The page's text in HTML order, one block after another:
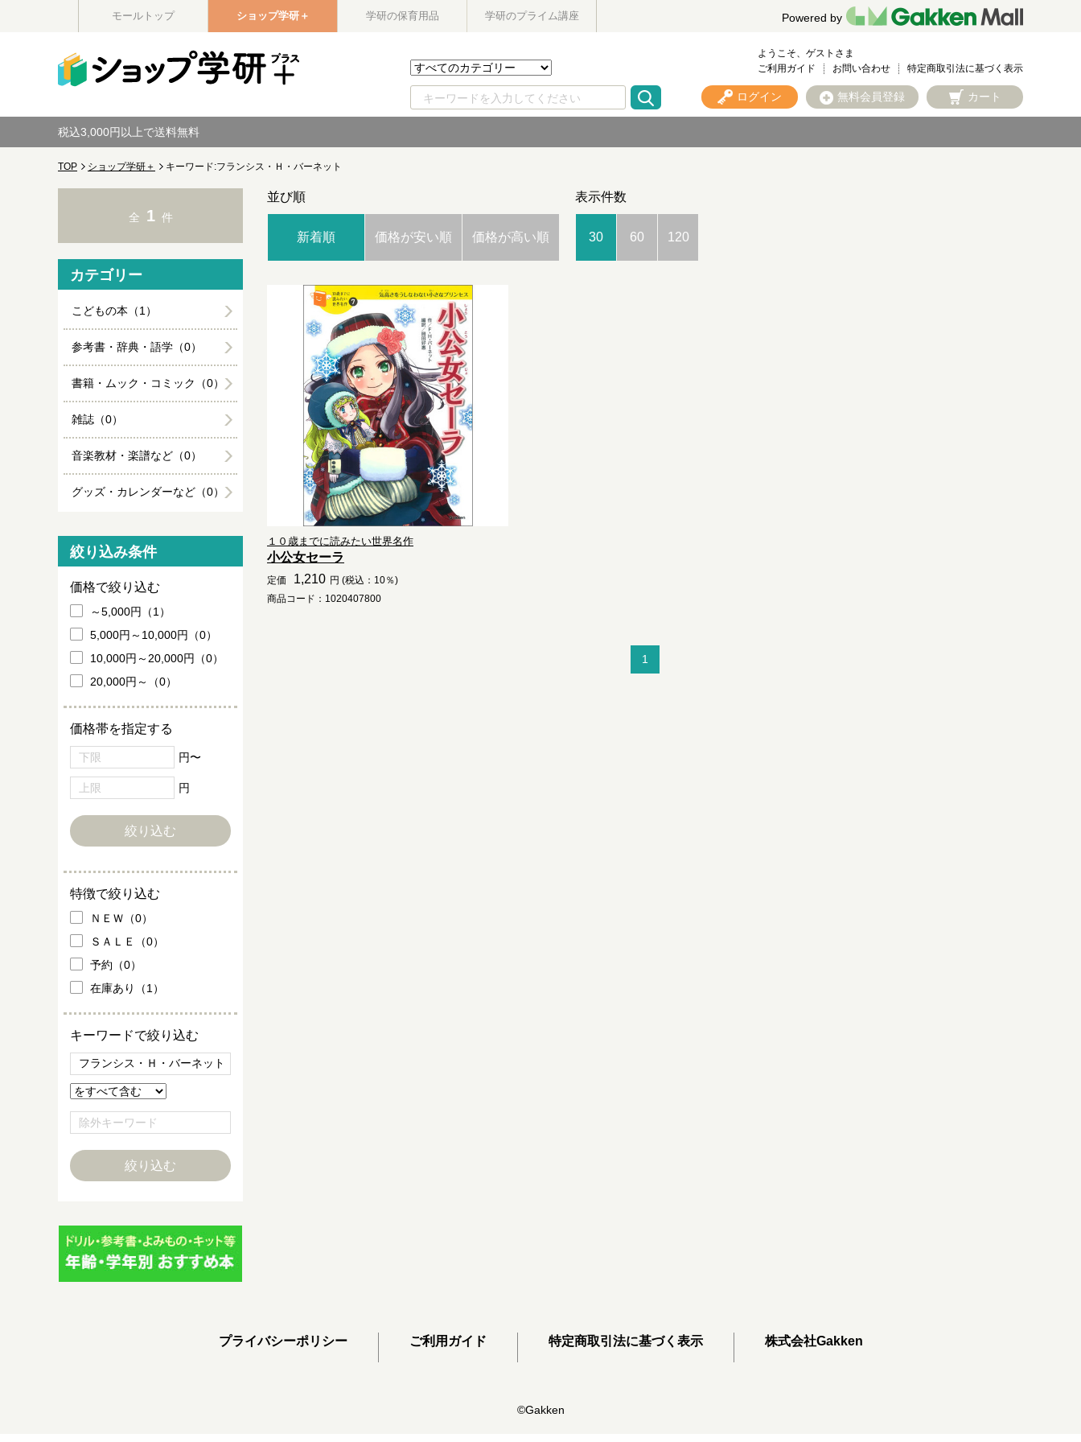
モールトップ ショップ学研＋ 学研の保育用品 学研のプライム講座 Powered by
ようこそ、ゲストさま
ご利用ガイド
お問い合わせ 特定商取引法に基づく表示
ログイン 無料会員登録 カート
税込3,000円以上で送料無料
TOP ショップ学研＋ キーワード:フランシス・Ｈ・バーネット
並び順
新着順 価格が安い順 価格が高い順
表示件数
30 60 120
１０歳までに読みたい世界名作
小公女セーラ
定価 1,210 円 (税込：10％)
商品コード：1020407800
1
全 1 件
カテゴリー
こどもの本（1）
参考書・辞典・語学（0）
書籍・ムック・コミック（0）
雑誌（0）
音楽教材・楽譜など（0）
グッズ・カレンダーなど（0）
絞り込み条件
価格で絞り込む
～5,000円（1）
5,000円～10,000円（0）
10,000円～20,000円（0）
20,000円～（0）
価格帯を指定する
円〜
円
特徴で絞り込む
ＮＥＷ（0）
ＳＡＬＥ（0）
予約（0）
在庫あり（1）
キーワードで絞り込む
プライバシーポリシー ご利用ガイド 特定商取引法に基づく表示 株式会社Gakken
©Gakken